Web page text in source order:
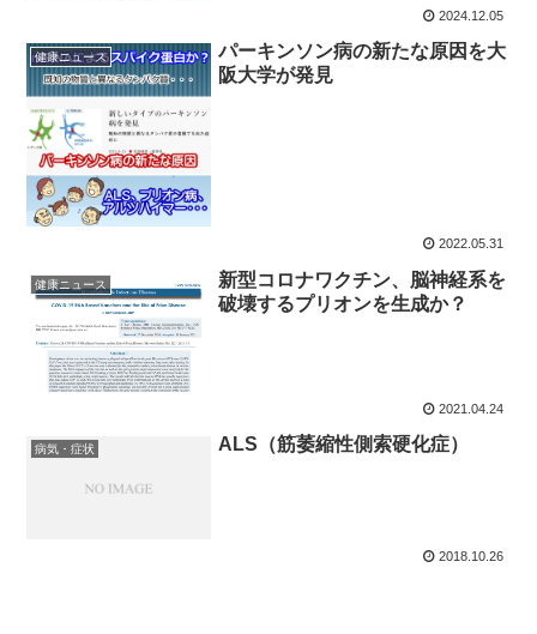
2024.12.05
健康ニュース
パーキンソン病の新たな原因を大
阪大学が発見
2022.05.31
健康ニュース
新型コロナワクチン、脳神経系を
破壊するプリオンを生成か？
2021.04.24
病気・症状 ALS（筋萎縮性側索硬化症）
2018.10.26